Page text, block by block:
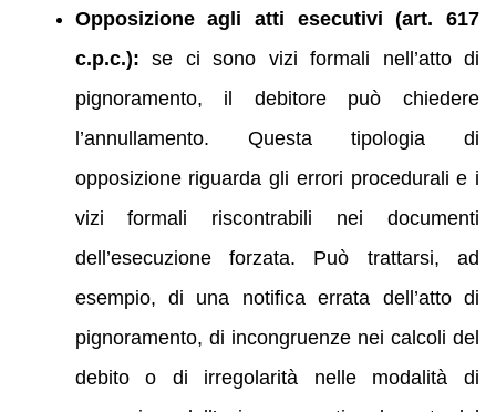
Opposizione agli atti esecutivi (art. 617
c.p.c.): se ci sono vizi formali nell’atto di
pignoramento, il debitore può chiedere
l’annullamento. Questa tipologia di
opposizione riguarda gli errori procedurali e i
vizi formali riscontrabili nei documenti
dell’esecuzione forzata. Può trattarsi, ad
esempio, di una notifica errata dell’atto di
pignoramento, di incongruenze nei calcoli del
debito o di irregolarità nelle modalità di